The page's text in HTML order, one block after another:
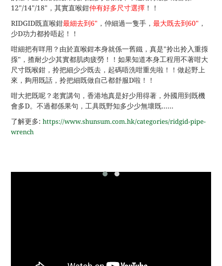
12"/14"/18"，其實直喉鉗仲有好多尺寸選擇 ！！
RIDGID既直喉鉗最細去到6" ，仲細過一隻手， 最大既去到60" ，
少D功力都拎唔起！！
咁細把有咩用？由於直喉鉗本身就係一舊鐵，真是"拎出拎入重揼
揼"，揸耐少少其實都肌肉疲勞！！如果知道本身工程用不著咁大
尺寸既喉鉗，拎把細少少既去，起碼唔洗咁重先啦！！做起野上
來，夠用既話，拎把細既做自己都舒服D啦！！
咁大把既呢？老實講句，香港地真是好少用得著，外國用到既機
會多D。不過都係果句，工具既野知多少少無壞既......
了解更多: https://www.shunsum.com.hk/categories/ridgid-pipe-
wrench